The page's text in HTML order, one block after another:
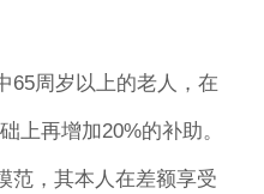
65周岁以上的老人，在
上再增加20%的补助。
范，其本人在差额享受